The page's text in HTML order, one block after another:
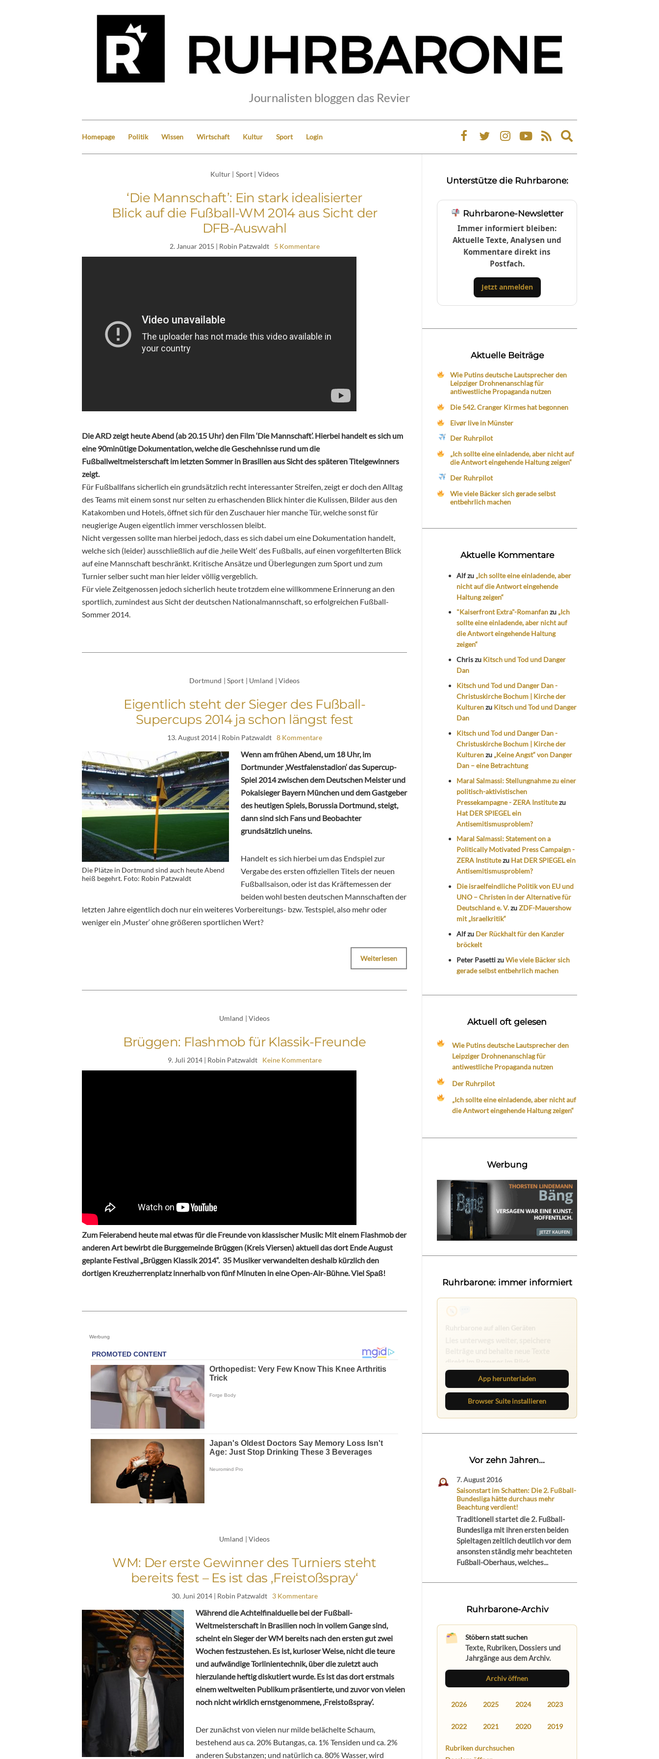
Journalisten bloggen das Revier
Homepage Politik Wissen Wirtschaft Kultur Sport Login
Expand
search
Kultur | Sport | Videos
‘Die Mannschaft’: Ein stark idealisierter
Blick auf die Fußball-WM 2014 aus Sicht der
DFB-Auswahl
2. Januar 2015 | Robin Patzwaldt 5 Kommentare
Die ARD zeigt heute Abend (ab 20.15 Uhr) den Film ‘Die Mannschaft’. Hierbei handelt es sich um
eine 90minütige Dokumentation, welche die Geschehnisse rund um die
Fußballweltmeisterschaft im letzten Sommer in Brasilien aus Sicht des späteren Titelgewinners
zeigt.
Für Fußballfans sicherlich ein grundsätzlich recht interessanter Streifen, zeigt er doch den Alltag
des Teams mit einem sonst nur selten zu erhaschenden Blick hinter die Kulissen, Bilder aus den
Katakomben und Hotels, öffnet sich für den Zuschauer hier manche Tür, welche sonst für
neugierige Augen eigentlich immer verschlossen bleibt.
Nicht vergessen sollte man hierbei jedoch, dass es sich dabei um eine Dokumentation handelt,
welche sich (leider) ausschließlich auf die ‚heile Welt‘ des Fußballs, auf einen vorgefilterten Blick
auf eine Mannschaft beschränkt. Kritische Ansätze und Überlegungen zum Sport und zum
Turnier selber sucht man hier leider völlig vergeblich.
Für viele Zeitgenossen jedoch sicherlich heute trotzdem eine willkommene Erinnerung an den
sportlich, zumindest aus Sicht der deutschen Nationalmannschaft, so erfolgreichen Fußball-
Sommer 2014.
Dortmund | Sport | Umland | Videos
Eigentlich steht der Sieger des Fußball-
Supercups 2014 ja schon längst fest
13. August 2014| Robin Patzwaldt 8 Kommentare
Die Plätze in Dortmund sind auch heute Abend
heiß begehrt. Foto: Robin Patzwaldt
Wenn am frühen Abend, um 18 Uhr, im
Dortmunder ‚Westfalenstadion‘ das Supercup-
Spiel 2014 zwischen dem Deutschen Meister und
Pokalsieger Bayern München und dem Gastgeber
des heutigen Spiels, Borussia Dortmund, steigt,
dann sind sich Fans und Beobachter
grundsätzlich uneins.
Handelt es sich hierbei um das Endspiel zur
Vergabe des ersten offiziellen Titels der neuen
Fußballsaison, oder ist das Kräftemessen der
beiden wohl besten deutschen Mannschaften der
letzten Jahre eigentlich doch nur ein weiteres Vorbereitungs- bzw. Testspiel, also mehr oder
weniger ein ‚Muster‘ ohne größeren sportlichen Wert?
Weiterlesen
Umland | Videos
Brüggen: Flashmob für Klassik-Freunde
9. Juli 2014| Robin Patzwaldt Keine Kommentare
Zum Feierabend heute mal etwas für die Freunde von klassischer Musik: Mit einem Flashmob der
anderen Art bewirbt die Burggemeinde Brüggen (Kreis Viersen) aktuell das dort Ende August
geplante Festival „Brüggen Klassik 2014“. 35 Musiker verwandelten deshalb kürzlich den
dortigen Kreuzherrenplatz innerhalb von fünf Minuten in eine Open-Air-Bühne. Viel Spaß!
Werbung
Umland | Videos
WM: Der erste Gewinner des Turniers steht
bereits fest – Es ist das ‚Freistoßspray‘
30. Juni 2014| Robin Patzwaldt 3 Kommentare
Während die Achtelfinalduelle bei der Fußball-
Weltmeisterschaft in Brasilien noch in vollem Gange sind,
scheint ein Sieger der WM bereits nach den ersten gut zwei
Wochen festzustehen. Es ist, kurioser Weise, nicht die teure
und aufwändige Torlinientechnik, über die zuletzt auch
hierzulande heftig diskutiert wurde. Es ist das dort erstmals
einem weltweiten Publikum präsentierte, und zuvor von vielen
noch nicht wirklich ernstgenommene, ‚Freistoßspray‘.
Der zunächst von vielen nur milde belächelte Schaum,
bestehend aus ca. 20% Butangas, ca. 1% Tensiden und ca. 2%
anderen Substanzen; und natürlich ca. 80% Wasser, wird
Unterstütze die Ruhrbarone:
Ruhrbarone-Newsletter
Immer informiert bleiben:
Aktuelle Texte, Analysen und
Kommentare direkt ins
Postfach.
Jetzt anmelden
Aktuelle Beiträge
Wie Putins deutsche Lautsprecher den
Leipziger Drohnenanschlag für
antiwestliche Propaganda nutzen
Die 542. Cranger Kirmes hat begonnen
Eivør live in Münster
Der Ruhrpilot
„Ich sollte eine einladende, aber nicht auf
die Antwort eingehende Haltung zeigen“
Der Ruhrpilot
Wie viele Bäcker sich gerade selbst
entbehrlich machen
Aktuelle Kommentare
Alfzu „Ich sollte eine einladende, aber
nicht auf die Antwort eingehende
Haltung zeigen“
"Kaiserfront Extra"-Romanfanzu „Ich
sollte eine einladende, aber nicht auf
die Antwort eingehende Haltung
zeigen“
Chriszu Kitsch und Tod und Danger
Dan
Kitsch und Tod und Danger Dan -
Christuskirche Bochum | Kirche der
Kulturenzu Kitsch und Tod und Danger
Dan
Kitsch und Tod und Danger Dan -
Christuskirche Bochum | Kirche der
Kulturenzu „Keine Angst“ von Danger
Dan – eine Betrachtung
Maral Salmassi: Stellungnahme zu einer
politisch-aktivistischen
Pressekampagne - ZERA Institutezu
Hat DER SPIEGEL ein
Antisemitismusproblem?
Maral Salmassi: Statement on a
Politically Motivated Press Campaign -
ZERA Institutezu Hat DER SPIEGEL ein
Antisemitismusproblem?
Die israelfeindliche Politik von EU und
UNO – Christen in der Alternative für
Deutschland e. V.zuZDF-Mauershow
mit „Israelkritik“
Alfzu Der Rückhalt für den Kanzler
bröckelt
Peter PasettizuWie viele Bäcker sich
gerade selbst entbehrlich machen
Aktuell oft gelesen
Wie Putins deutsche Lautsprecher den
Leipziger Drohnenanschlag für
antiwestliche Propaganda nutzen
Der Ruhrpilot
„Ich sollte eine einladende, aber nicht auf
die Antwort eingehende Haltung zeigen“
Werbung
Ruhrbarone: immer informiert
dich am Desktop auf dem Laufenden.
App herunterladen
Browser Suite installieren
Vor zehn Jahren...
7. August 2016
Saisonstart im Schatten: Die 2. Fußball-
Bundesliga hätte durchaus mehr
Beachtung verdient!
Traditionell startet die 2. Fußball-
Bundesliga mit ihren ersten beiden
Spieltagen zeitlich deutlich vor dem
ansonsten ständig mehr beachteten
Fußball-Oberhaus, welches...
Ruhrbarone-Archiv
Stöbern statt suchen
Texte, Rubriken, Dossiers und
Jahrgänge aus dem Archiv.
Archiv öffnen
2026 2025 2024 2023
2022 2021 2020 2019
Rubriken durchsuchen